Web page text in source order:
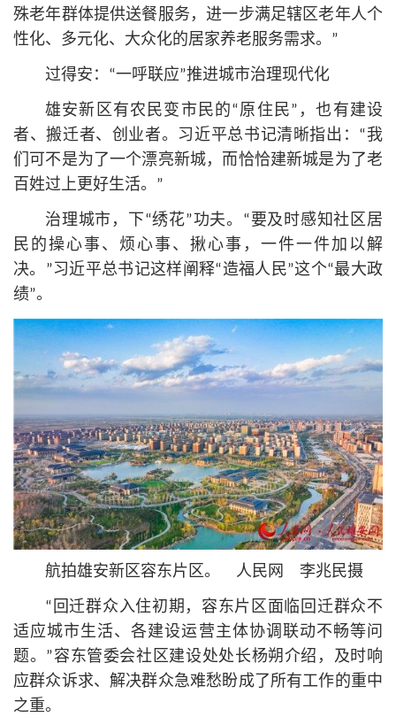
殊老年群体提供送餐服务，进一步满足辖区老年人个
性化、多元化、大众化的居家养老服务需求。”
过得安：“一呼联应”推进城市治理现代化
雄安新区有农民变市民的“原住民”，也有建设
者、搬迁者、创业者。习近平总书记清晰指出：“我
们可不是为了一个漂亮新城，而恰恰建新城是为了老
百姓过上更好生活。”
治理城市，下“绣花”功夫。“要及时感知社区居
民的操心事、烦心事、揪心事，一件一件加以解
决。”习近平总书记这样阐释“造福人民”这个“最大政
绩”。
航拍雄安新区容东片区。 人民网 李兆民摄
“回迁群众入住初期，容东片区面临回迁群众不
适应城市生活、各建设运营主体协调联动不畅等问
题。”容东管委会社区建设处处长杨朔介绍，及时响
应群众诉求、解决群众急难愁盼成了所有工作的重中
之重。